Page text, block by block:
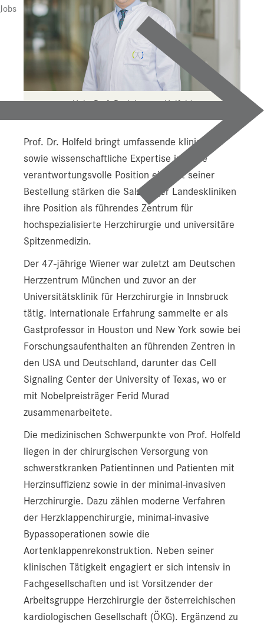
Jobs
Univ.-Prof. Dr. Johannes Holfeld
Prof. Dr. Holfeld bringt umfassende klinische
sowie wissenschaftliche Expertise in diese
verantwortungsvolle Position ein. Mit seiner
Bestellung stärken die Salzburger Landeskliniken
ihre Position als führendes Zentrum für
hochspezialisierte Herzchirurgie und universitäre
Spitzenmedizin.
Der 47-jährige Wiener war zuletzt am Deutschen
Herzzentrum München und zuvor an der
Universitätsklinik für Herzchirurgie in Innsbruck
tätig. Internationale Erfahrung sammelte er als
Gastprofessor in Houston und New York sowie bei
Forschungsaufenthalten an führenden Zentren in
den USA und Deutschland, darunter das Cell
Signaling Center der University of Texas, wo er
mit Nobelpreisträger Ferid Murad
zusammenarbeitete.
Die medizinischen Schwerpunkte von Prof. Holfeld
liegen in der chirurgischen Versorgung von
schwerstkranken Patientinnen und Patienten mit
Herzinsuffizienz sowie in der minimal-invasiven
Herzchirurgie. Dazu zählen moderne Verfahren
der Herzklappenchirurgie, minimal-invasive
Bypassoperationen sowie die
Aortenklappenrekonstruktion. Neben seiner
klinischen Tätigkeit engagiert er sich intensiv in
Fachgesellschaften und ist Vorsitzender der
Arbeitsgruppe Herzchirurgie der österreichischen
kardiologischen Gesellschaft (ÖKG). Ergänzend zu